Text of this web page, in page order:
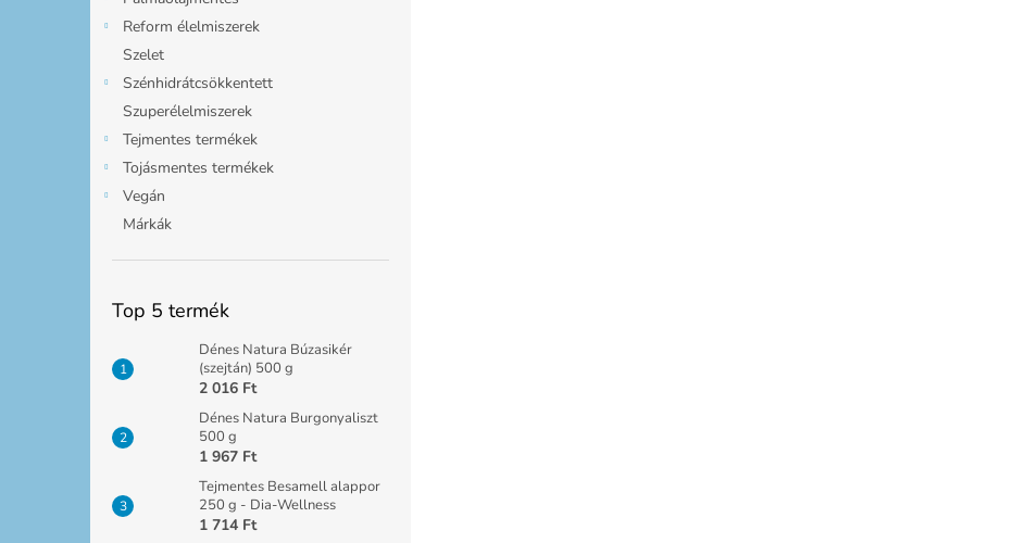
Reform élelmiszerek
Szelet
Szénhidrátcsökkentett
Szuperélelmiszerek
Tejmentes termékek
Tojásmentes termékek
Vegán
Márkák
Top 5 termék
Dénes Natura Búzasikér
(szejtán) 500 g
2 016 Ft
Dénes Natura Burgonyaliszt
500 g
1 967 Ft
Tejmentes Besamell alappor
250 g - Dia-Wellness
1 714 Ft